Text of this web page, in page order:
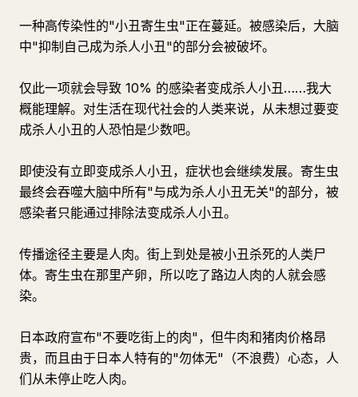
一种高传染性的"小丑寄生虫"正在蔓延。被感染后，大脑
中"抑制自己成为杀人小丑"的部分会被破坏。
仅此一项就会导致 10% 的感染者变成杀人小丑……我大
概能理解。对生活在现代社会的人类来说，从未想过要变
成杀人小丑的人恐怕是少数吧。
即使没有立即变成杀人小丑，症状也会继续发展。寄生虫
最终会吞噬大脑中所有"与成为杀人小丑无关"的部分，被
感染者只能通过排除法变成杀人小丑。
传播途径主要是人肉。街上到处是被小丑杀死的人类尸
体。寄生虫在那里产卵，所以吃了路边人肉的人就会感
染。
日本政府宣布"不要吃街上的肉"，但牛肉和猪肉价格昂
贵，而且由于日本人特有的"勿体无"（不浪费）心态，人
们从未停止吃人肉。